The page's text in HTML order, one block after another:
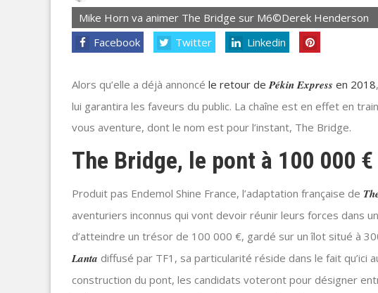
Mike Horn va animer The Bridge sur M6©Derek Henderson
Facebook
Twitter Linkedin
Alors qu’elle a déjà annoncé le retour dePékin Express en 2018
lui garantira les faveurs du public. La chaîne est en effet en
vous aventure, dont le nom est pour l’instant, The Bridge.
The Bridge, le pont à 100 000 €
Produit pas Endemol Shine France, l’adaptation française de
aventuriers inconnus qui vont devoir réunir leurs forces dans
d’atteindre un trésor de 100 000 €, gardé sur un îlot situé à
Lanta diffusé par TF1, sa particularité réside dans le fait qu’ici
construction du pont, les candidats voteront pour désigner